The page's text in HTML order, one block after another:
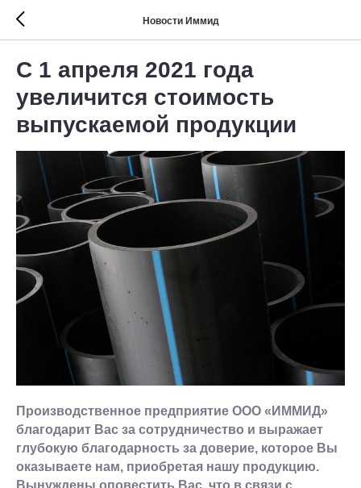
Новости Иммид
С 1 апреля 2021 года
увеличится стоимость
выпускаемой продукции
Производственное предприятие ООО «ИММИД»
благодарит Вас за сотрудничество и выражает
глубокую благодарность за доверие, которое Вы
оказываете нам, приобретая нашу продукцию.